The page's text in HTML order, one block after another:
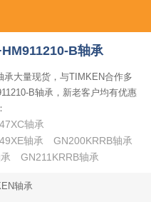
B轴承
承大量现货，与TIMKEN合作多
B轴承，新老客户均有优惠
轴承
轴承
GN200KRRB轴承
GN211KRRB轴承
轴承